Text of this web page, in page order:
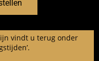
vindt u terug onder